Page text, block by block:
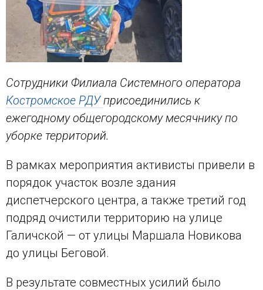
Сотрудники Филиала Системного оператора
Костромское РДУприсоединились к
ежегодному общегородскому месячнику по
уборке территорий.
В рамках мероприятия активисты привели в
порядок участок возле здания
диспетчерского центра, а также третий год
подряд очистили территорию на улице
Галичской — от улицы Маршала Новикова
до улицы Беговой.
В результате совместных усилий было